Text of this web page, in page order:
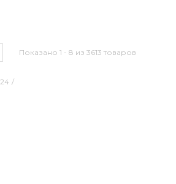
Показано 1 - 8 из 3613 товаров
24 /